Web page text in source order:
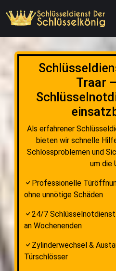
Traar
Als erfahrener
bieten wir schnelle
Schlossproblemen und
um die
Professionelle
ohne unnötige Schäden
24/7
an Wochenenden
Zylinderwechsel &
Türschlösser